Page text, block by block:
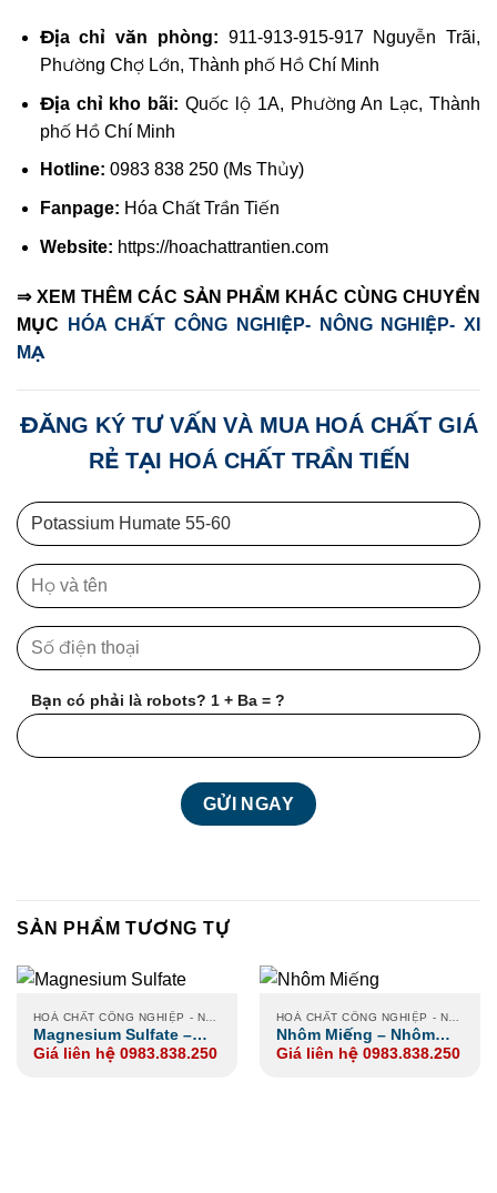
Địa chỉ văn phòng: 911-913-915-917 Nguyễn Trãi,
Phường Chợ Lớn, Thành phố Hồ Chí Minh
Địa chỉ kho bãi: Quốc lộ 1A, Phường An Lạc, Thành
phố Hồ Chí Minh
Hotline: 0983 838 250 (Ms Thủy)
Fanpage: Hóa Chất Trần Tiến
Website: https://hoachattrantien.com
⇒ XEM THÊM CÁC SẢN PHẨM KHÁC CÙNG CHUYỂN
MỤC
HÓA CHẤT CÔNG NGHIỆP- NÔNG NGHIỆP- XI
MẠ
ĐĂNG KÝ TƯ VẤN VÀ MUA HOÁ CHẤT GIÁ
RẺ TẠI HOÁ CHẤT TRẦN TIẾN
Bạn có phải là robots? 1 + Ba = ?
SẢN PHẨM TƯƠNG TỰ
Magnesium Sulfate –
Magie Sulfate
Giá liên hệ 0983.838.250
Nhôm Miếng – Nhôm
Tấm
Giá liên hệ 0983.838.250